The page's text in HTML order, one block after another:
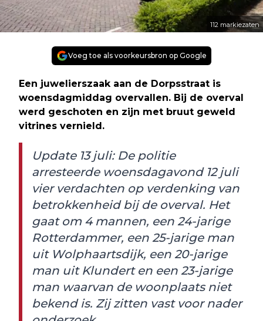
112 markiezaten
Voeg toe als voorkeursbron op Google
Een juwelierszaak aan de Dorpsstraat is
woensdagmiddag overvallen. Bij de overval
werd geschoten en zijn met bruut geweld
vitrines vernield.
Update 13 juli: De politie
arresteerde woensdagavond 12 juli
vier verdachten op verdenking van
betrokkenheid bij de overval. Het
gaat om 4 mannen, een 24-jarige
Rotterdammer, een 25-jarige man
uit Wolphaartsdijk, een 20-jarige
man uit Klundert en een 23-jarige
man waarvan de woonplaats niet
bekend is. Zij zitten vast voor nader